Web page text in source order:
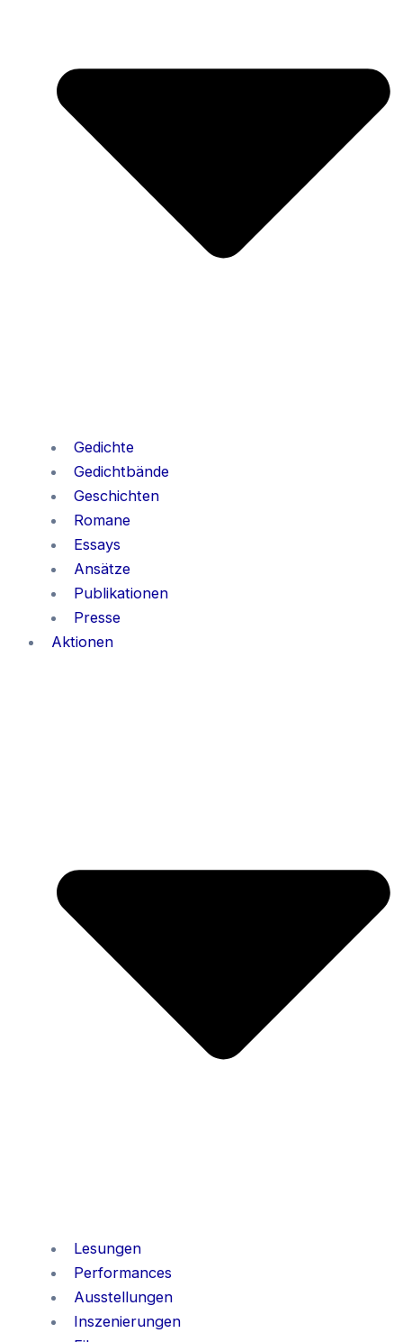
Gedichte
Gedichtbände
Geschichten
Romane
Essays
Ansätze
Publikationen
Presse
Aktionen
Lesungen
Performances
Ausstellungen
Inszenierungen